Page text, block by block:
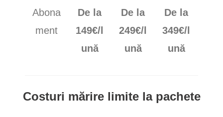
Abona
ment
De la
149€/l
ună
De la
249€/l
ună
De la
349€/l
ună
Costuri mărire limite la pachete